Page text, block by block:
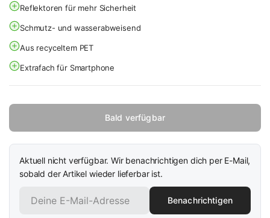
Reflektoren für mehr Sicherheit
Schmutz- und wasserabweisend
Aus recyceltem PET
Extrafach für Smartphone
Bald verfügbar
Aktuell nicht verfügbar. Wir benachrichtigen dich per E-Mail,
sobald der Artikel wieder lieferbar ist.
Benachrichtigen